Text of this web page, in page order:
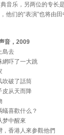
音乐，另两位的专长
他们的“表演”也将由
音，2009
島去
網吓了一大跳
吹破了話筒
皮从天而降
喜歡什么？
梦中醒來
，香港人來参觀他們